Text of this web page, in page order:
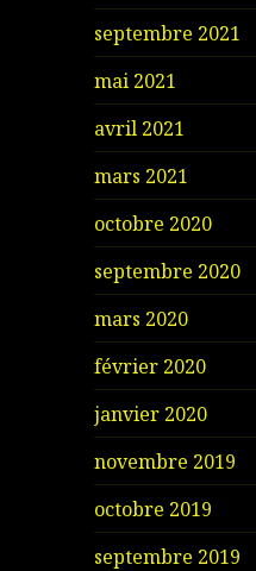
septembre 2021
mai 2021
avril 2021
mars 2021
octobre 2020
septembre 2020
mars 2020
février 2020
janvier 2020
novembre 2019
octobre 2019
septembre 2019